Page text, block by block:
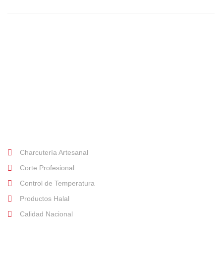
Charcutería Artesanal
Corte Profesional
Control de Temperatura
Productos Halal
Calidad Nacional